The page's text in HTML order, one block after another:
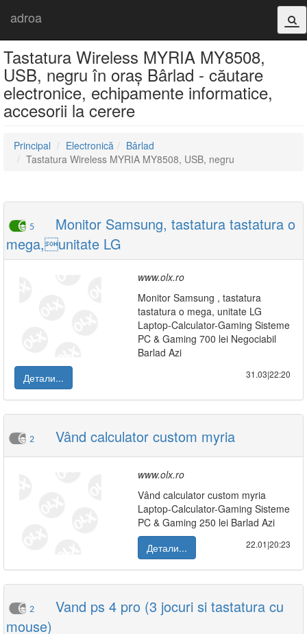
adroa
Tastatura Wireless MYRIA MY8508,
USB, negru în oraș Bârlad - căutare
electronice, echipamente informatice,
accesorii la cerere
Principal Electronică
Bârlad
Tastatura Wireless MYRIA MY8508, USB, negru
5
Monitor Samsung, tastatura tastatura o
mega,unitate LG
www.olx.ro
Monitor Samsung , tastatura
tastatura o mega, unitate LG
Laptop-Calculator-Gaming Sisteme
PC & Gaming 700 lei Negociabil
Barlad Azi
Детали...
31.03|22:20
2 Vând calculator custom myria
www.olx.ro
Vând calculator custom myria
Laptop-Calculator-Gaming Sisteme
PC & Gaming 250 lei Barlad Azi
Детали...
22.01|20:23
2
Vand ps 4 pro (3 jocuri si tastatura cu
mouse)